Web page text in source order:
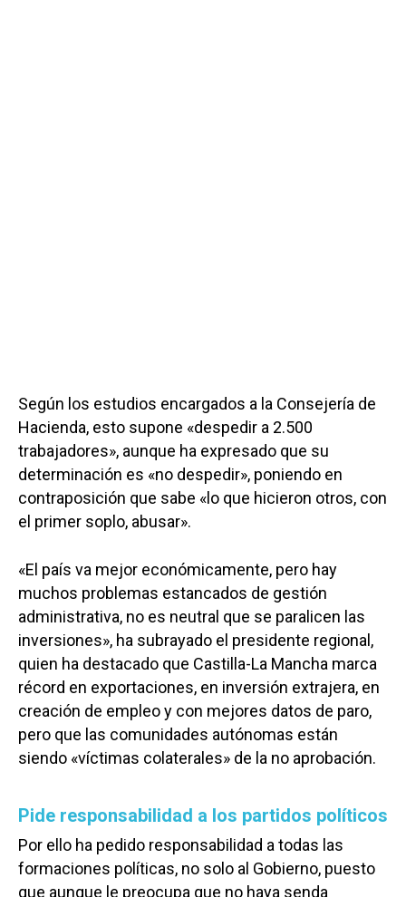
Según los estudios encargados a la Consejería de
Hacienda, esto supone «despedir a 2.500
trabajadores», aunque ha expresado que su
determinación es «no despedir», poniendo en
contraposición que sabe «lo que hicieron otros, con
el primer soplo, abusar».
«El país va mejor económicamente, pero hay
muchos problemas estancados de gestión
administrativa, no es neutral que se paralicen las
inversiones», ha subrayado el presidente regional,
quien ha destacado que Castilla-La Mancha marca
récord en exportaciones, en inversión extrajera, en
creación de empleo y con mejores datos de paro,
pero que las comunidades autónomas están
siendo «víctimas colaterales» de la no aprobación.
Pide responsabilidad a los partidos políticos
Por ello ha pedido responsabilidad a todas las
formaciones políticas, no solo al Gobierno, puesto
que aunque le preocupa que no haya senda